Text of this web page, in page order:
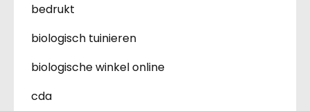
bedrukt
biologisch tuinieren
biologische winkel online
cda